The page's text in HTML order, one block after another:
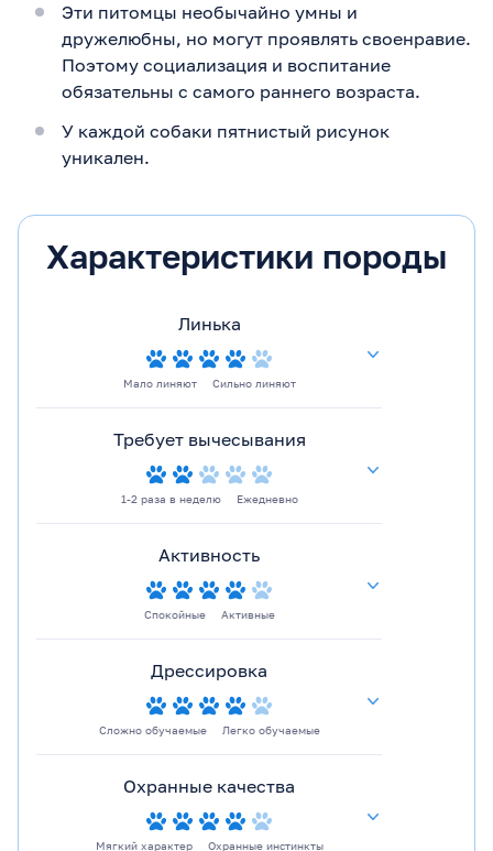
Эти питомцы необычайно умны и
дружелюбны, но могут проявлять своенравие.
Поэтому социализация и воспитание
обязательны с самого раннего возраста.
У каждой собаки пятнистый рисунок
уникален.
Характеристики породы
Линька
Мало линяют Сильно линяют
Требует вычесывания
1-2 раза в неделю Ежедневно
Активность
Спокойные Активные
Дрессировка
Сложно обучаемые Легко обучаемые
Охранные качества
Мягкий характер Охранные инстинкты